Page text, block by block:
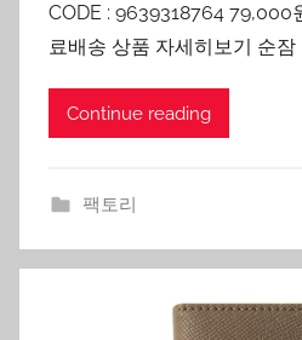
CODE : 9639318764
료배송 상품 자세히보기 순잠
Continue reading
팩토리